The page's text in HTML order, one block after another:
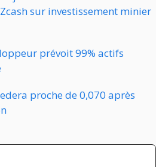
sur investissement minier
prévoit 99% actifs
proche de 0,070 après